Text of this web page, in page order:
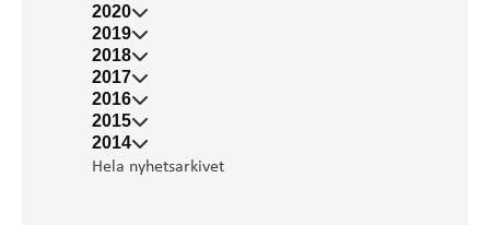
2020
2019
2018
2017
2016
2015
2014
Hela nyhetsarkivet